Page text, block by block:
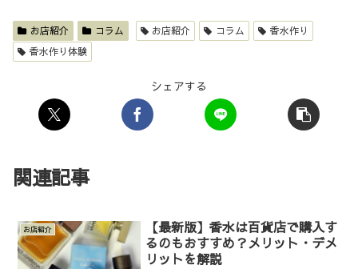
お店紹介 コラム お店紹介 コラム
香水作り
香水作り体験
シェアする
関連記事
お店紹介
【最新版】香水は百貨店で購入す
るのもおすすめ？メリット・デメ
リットを解説